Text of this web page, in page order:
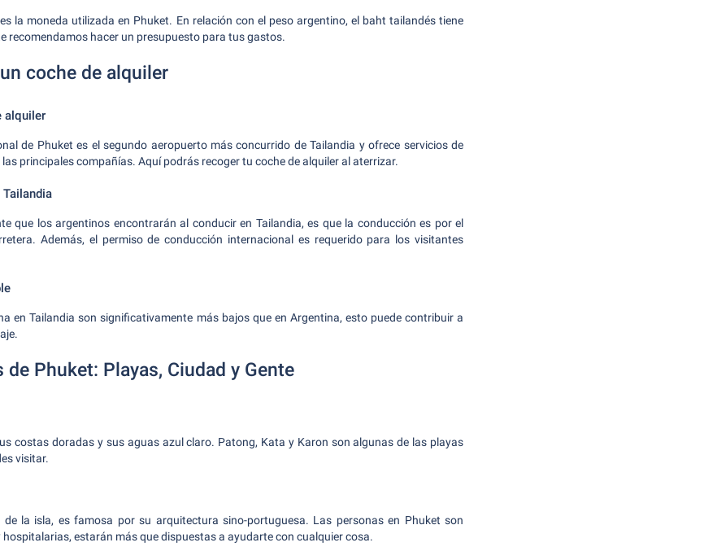
la moneda utilizada en Phuket. En relación con el peso argentino, el baht tailandés tiene
recomendamos hacer un presupuesto para tus gastos.
coche de alquiler
alquiler
de Phuket es el segundo aeropuerto más concurrido de Tailandia y ofrece servicios de
principales compañías. Aquí podrás recoger tu coche de alquiler al aterrizar.
que los argentinos encontrarán al conducir en Tailandia, es que la conducción es por el
Además, el permiso de conducción internacional es requerido para los visitantes
en Tailandia son significativamente más bajos que en Argentina, esto puede contribuir a
Phuket: Playas, Ciudad y Gente
costas doradas y sus aguas azul claro. Patong, Kata y Karon son algunas de las playas
visitar.
de la isla, es famosa por su arquitectura sino-portuguesa. Las personas en Phuket son
estarán más que dispuestas a ayudarte con cualquier cosa.